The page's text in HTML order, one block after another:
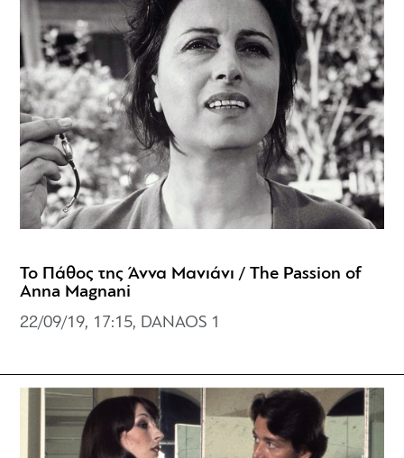
Το Πάθος της Άννα Μανιάνι / The Passion of
Anna Magnani
22/09/19, 17:15, DANAOS 1